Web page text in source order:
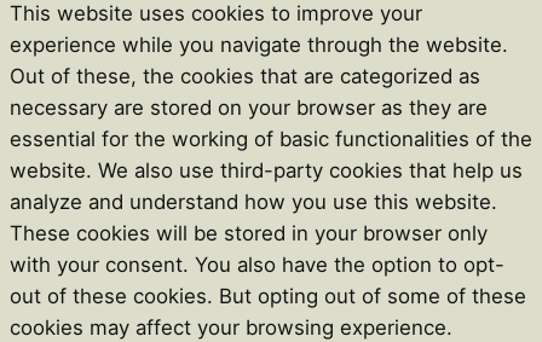
This website uses cookies to improve your
experience while you navigate through the website.
Out of these, the cookies that are categorized as
necessary are stored on your browser as they are
essential for the working of basic functionalities of the
website. We also use third-party cookies that help us
analyze and understand how you use this website.
These cookies will be stored in your browser only
with your consent. You also have the option to opt-
out of these cookies. But opting out of some of these
cookies may affect your browsing experience.